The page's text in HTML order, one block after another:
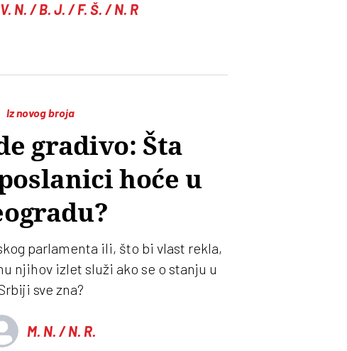
N. / B. J. / F. Š. / N. R
Iz novog broja
gradivo: Šta
hoće u
parlamenta ili, što bi vlast rekla,
njihov izlet služi ako se o stanju u
sve zna?
M. N. / N. R.